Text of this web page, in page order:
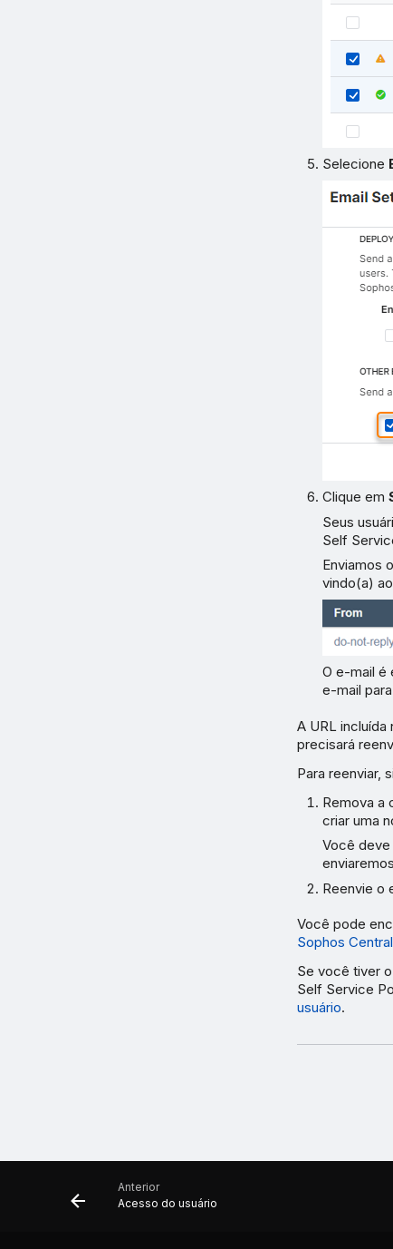
Selecione
Clique em
Seus
Self
Enviamos
vindo(a)
O e-mail é
e-mail
A URL
precisará
Para reenviar,
Remova a
criar uma
Você
Reenvie o
Você pode
Sophos
Se você tiver
Self Service
usuário.
Anterior
Acesso do usuário